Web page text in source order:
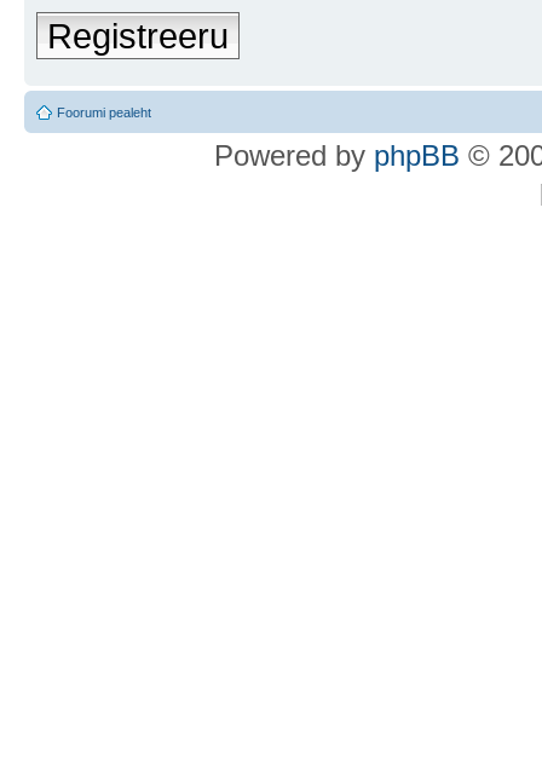
Registreeru
Foorumi pealeht
Powered by phpBB ©